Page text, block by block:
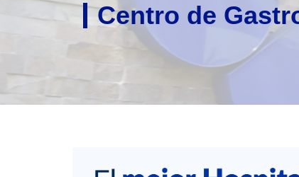
Centro de